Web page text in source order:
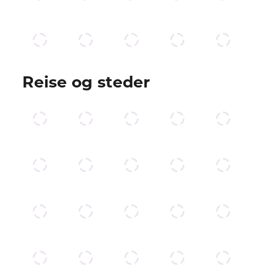
Reise og steder